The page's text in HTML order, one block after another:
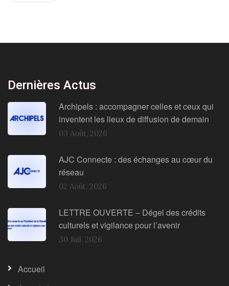
Dernières Actus
Archipels : accompagner celles et ceux qui
inventent les lieux de diffusion de demain
03 Août, 2026
AJC Connecte : des échanges au cœur du
réseau
02 Août, 2026
LETTRE OUVERTE – Dégel des crédits
culturels et vigilance pour l’avenir
30 Juil, 2026
Accueil